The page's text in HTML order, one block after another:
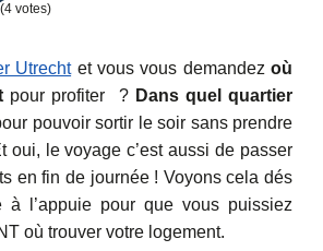
votes)
Utrechtet vous vous demandez où
pour profiter ? Dans quel quartier
pouvoir sortir le soir sans prendre
oui, le voyage c’est aussi de passer
en fin de journée ! Voyons cela dés
à l’appuie pour que vous puissiez
où trouver votre logement.